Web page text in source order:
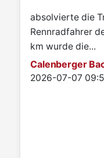
absolvierte die
Rennradfahrer
km wurde die...
Calenberger
Details
2026-07-07